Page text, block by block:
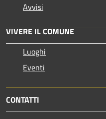
Avvisi
VIVERE IL COMUNE
Luoghi
Eventi
CONTATTI